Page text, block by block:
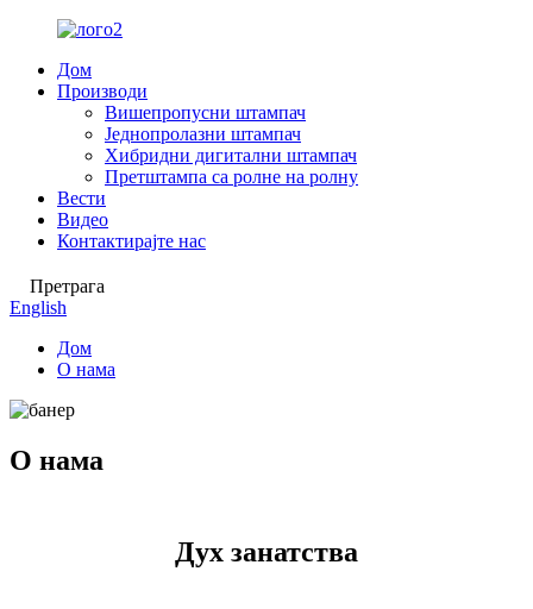
Дом
Производи
Вишепропусни штампач
Једнопролазни штампач
Хибридни дигитални штампач
Претштампа са ролне на ролну
Вести
Видео
Контактирајте нас
Претрага
English
Дом
О нама
О нама
Дух занатства